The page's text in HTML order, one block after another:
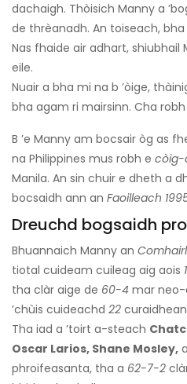
dachaigh. Thòisich Manny a
de thrèanadh. An toiseach,
Nas fhaide air adhart,
eile.
Nuair a bha mi na b ’òige,
bha agam ri mairsinn. Cha
B ’e Manny am bocsair òg as
na Philippines mus robh e còig-
Manila. An sin chuir e dheth a
bocsaidh ann an Faoilleach
Dreuchd bogsaidh
Bhuannaich Manny an
tiotal cuideam cuileag aig aois
tha clàr aige de 60-4 mar neo-
’chùis cuideachd 22
Tha iad a ’toirt a-steach
Oscar Larios, Shane Mosley,
phroifeasanta, tha a 62-7-2